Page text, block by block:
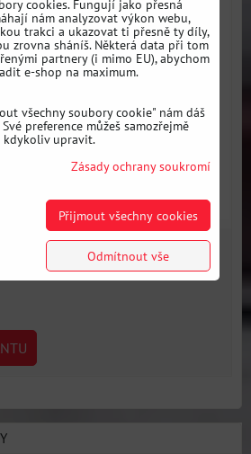
cookies. Fungují jako přesná
nám analyzovat výkon webu,
trakci a ukazovat ti přesně ty díly,
zrovna sháníš. Některá data při tom
partnery (i mimo EU), abychom
e-shop na maximum.
všechny soubory cookie" nám dáš
preference můžeš samozřejmě
kdykoliv upravit.
Zásady ochrany soukromí
Přijmout všechny cookies
Odmítnout vše